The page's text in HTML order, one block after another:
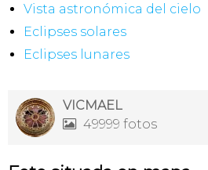
Vista astronómica del cielo
Eclipses solares
Eclipses lunares
VICMAEL
 49999 fotos